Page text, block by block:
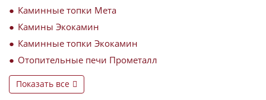
Каминные топки Мета
Камины Экокамин
Каминные топки Экокамин
Отопительные печи Прометалл
Показать все